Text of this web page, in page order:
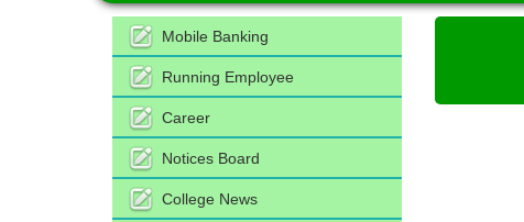
Mobile Banking
Running Employee
Career
Notices Board
College News